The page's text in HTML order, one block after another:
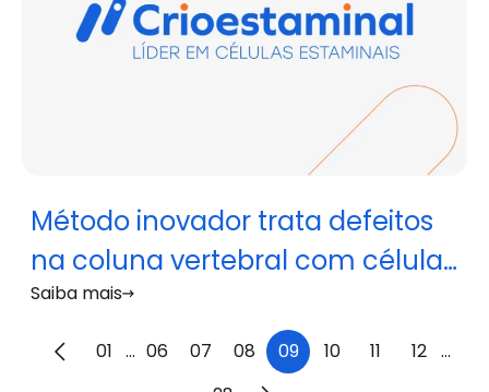
Método inovador trata defeitos
na coluna vertebral com células
estaminais
Saiba mais
01 ... 06 07 08 09 10 11 12 ...